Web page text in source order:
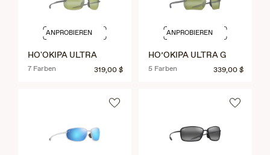
HO'OKIPA ULTRA
7 Farben 319,00 $
ANPROBIEREN
HO’OKIPA ULTRA G
5 Farben 339,00 $
ANPROBIEREN